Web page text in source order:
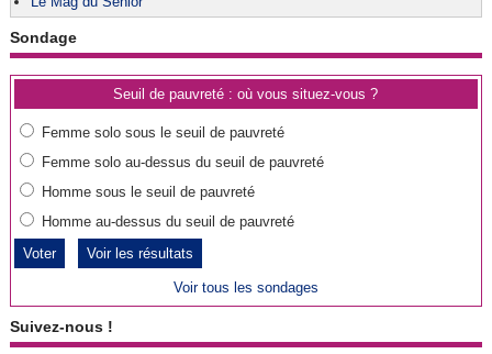
Sondage
Seuil de pauvreté : où vous situez-vous ?
Femme solo sous le seuil de pauvreté
Femme solo au-dessus du seuil de pauvreté
Homme sous le seuil de pauvreté
Homme au-dessus du seuil de pauvreté
Voir les résultats
Voir tous les sondages
Suivez-nous !